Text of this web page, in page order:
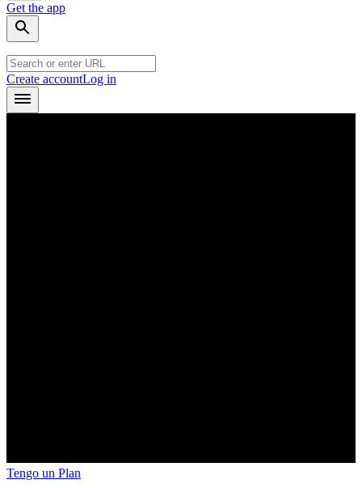
Get the app
Create accountLog in
Tengo un Plan